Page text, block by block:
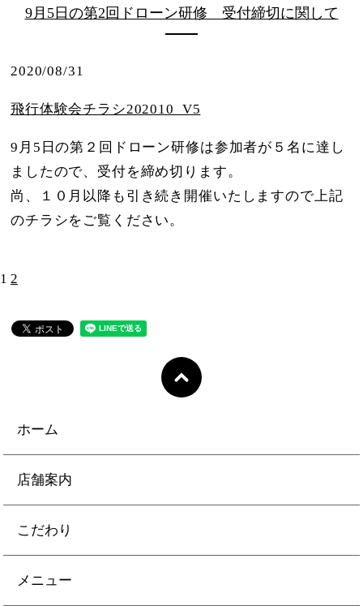
9月5日の第2回ドローン研修 受付締切に関して
2020/08/31
飛行体験会チラシ202010_V5
9月5日の第２回ドローン研修は参加者が５名に達し
ましたので、受付を締め切ります。
尚、１０月以降も引き続き開催いたしますので上記
のチラシをご覧ください。
1 2
ホーム
店舗案内
こだわり
メニュー